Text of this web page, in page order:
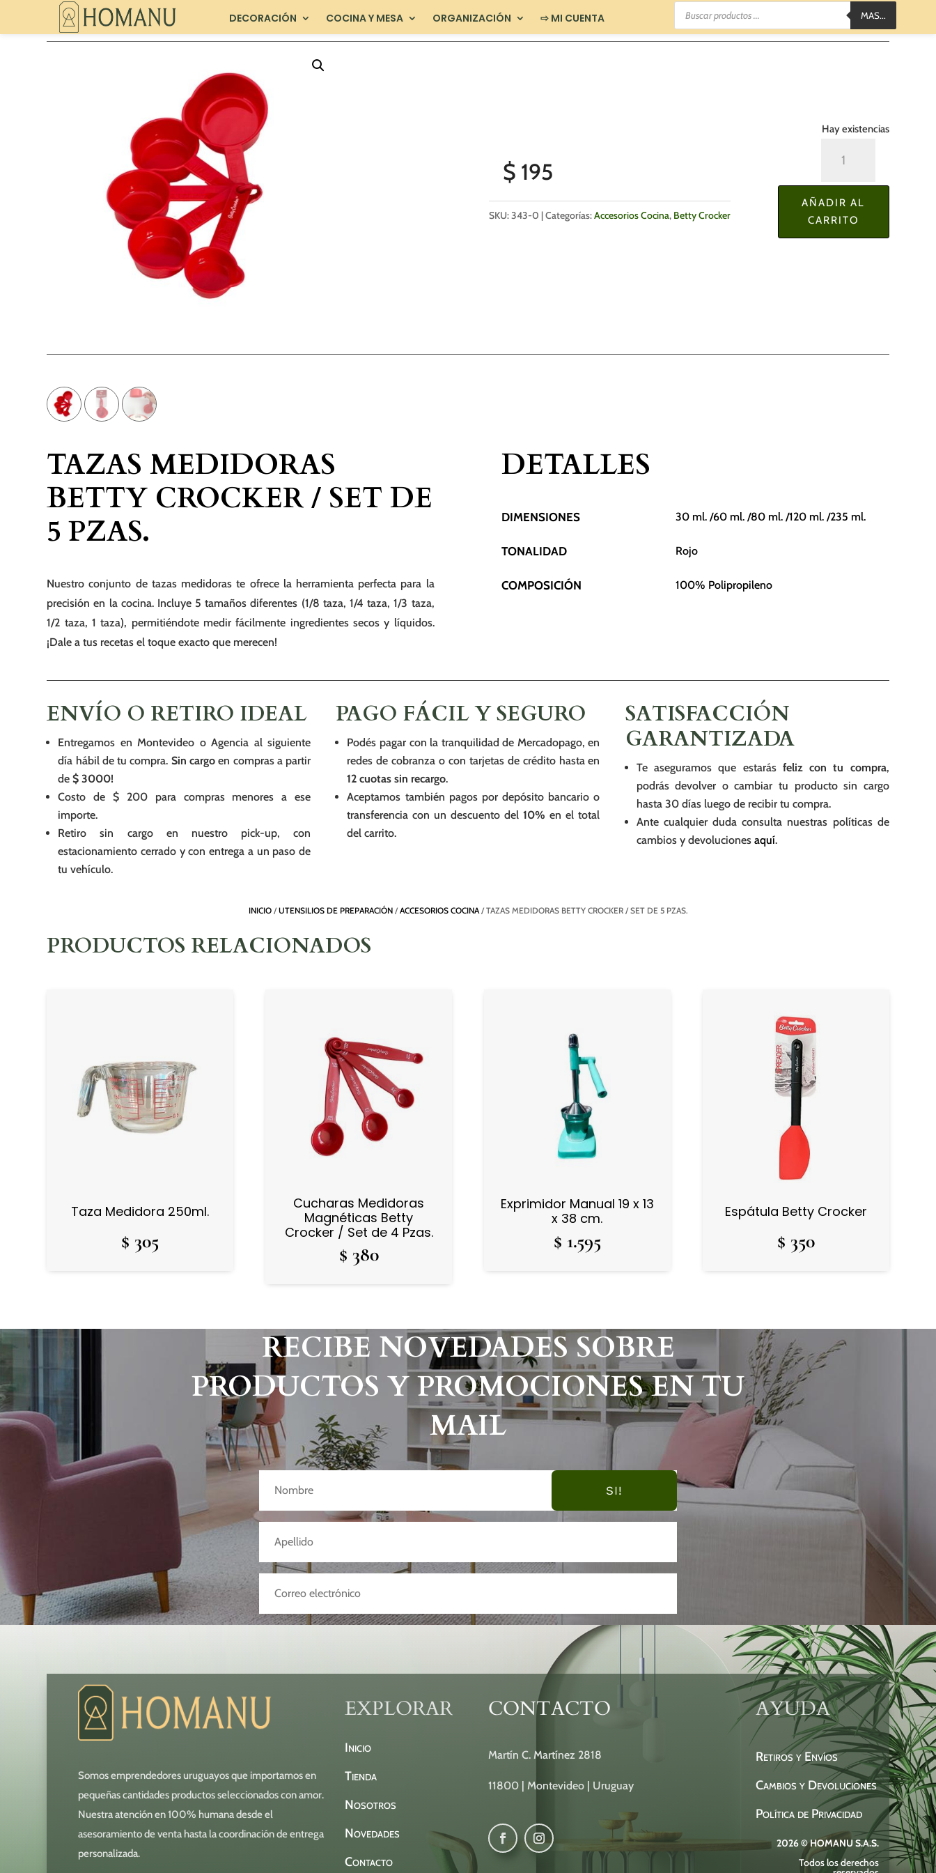
DECORACIÓN COCINA Y MESA ORGANIZACIÓN ⇨ MI CUENTA
Búsqueda
productos
MAS...
$ 195
SKU:343-0 Categorías:Accesorios Cocina, Betty Crocker
Hay existencias
Medidoras
Betty
Crocker
/
AÑADIR AL
CARRITO
TAZAS MEDIDORAS
BETTY CROCKER / SET DE
5 PZAS.
Nuestro conjunto de tazas medidoras te ofrece la herramienta perfecta para la
precisión en la cocina. Incluye 5 tamaños diferentes (1/8 taza, 1/4 taza, 1/3 taza,
1/2 taza, 1 taza), permitiéndote medir fácilmente ingredientes secos y líquidos.
¡Dale a tus recetas el toque exacto que merecen!
DETALLES
DIMENSIONES 30 ml. /60 ml. /80 ml. /120 ml. /235 ml.
TONALIDAD Rojo
COMPOSICIÓN 100% Polipropileno
ENVÍO O RETIRO IDEAL
Entregamos en Montevideo o Agencia al siguiente
día hábil de tu compra. Sin cargo en compras a partir
de $ 3000!
Costo de $ 200 para compras menores a ese
importe.
Retiro sin cargo en nuestro pick-up, con
estacionamiento cerrado y con entrega a un paso de
tu vehículo.
PAGO FÁCIL Y SEGURO
Podés pagar con la tranquilidad de Mercadopago, en
redes de cobranza o con tarjetas de crédito hasta en
12 cuotas sin recargo.
Aceptamos también pagos por depósito bancario o
transferencia con un descuento del10% en el total
del carrito.
SATISFACCIÓN
GARANTIZADA
Te aseguramos que estarás feliz con tu compra,
podrás devolver o cambiar tu producto sin cargo
hasta 30 días luego de recibir tu compra.
Ante cualquier duda consulta nuestras políticas de
cambios y devoluciones aquí.
INICIO/ UTENSILIOS DE PREPARACIÓN/ ACCESORIOS COCINA/ TAZAS MEDIDORAS BETTY CROCKER / SET DE 5 PZAS.
PRODUCTOS RELACIONADOS
Taza Medidora 250ml.
$ 305
Cucharas Medidoras
Magnéticas Betty
Crocker / Set de 4 Pzas.
$ 380
Exprimidor Manual 19 x 13
x 38 cm.
$ 1.595
Espátula Betty Crocker
$ 350
RECIBE NOVEDADES SOBRE
PRODUCTOS Y PROMOCIONES EN TU
MAIL
SI!
Somos emprendedores uruguayos que importamos en
pequeñas cantidades productos seleccionados con amor.
Nuestra atención en 100% humana desde el
asesoramiento de venta hasta la coordinación de entrega
personalizada.
EXPLORAR
Inicio
Tienda
Nosotros
Novedades
Contacto
CONTACTO
Martín C. Martínez 2818
11800 | Montevideo | Uruguay
AYUDA
Retiros y Envíos
Cambios y Devoluciones
Política de Privacidad
2026 © HOMANU S.A.S.
Todos los derechos